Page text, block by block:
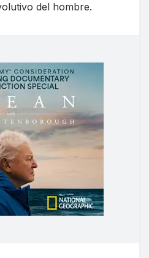
del hombre.